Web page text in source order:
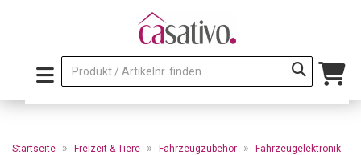
Startseite » Freizeit & Tiere » Fahrzeugzubehör » Fahrzeugelektronik